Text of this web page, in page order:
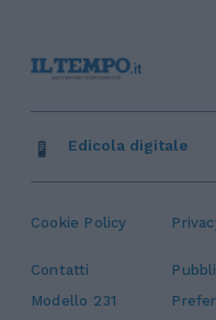
Cookie Policy
Contatti
Modello 231
Edicola digitale